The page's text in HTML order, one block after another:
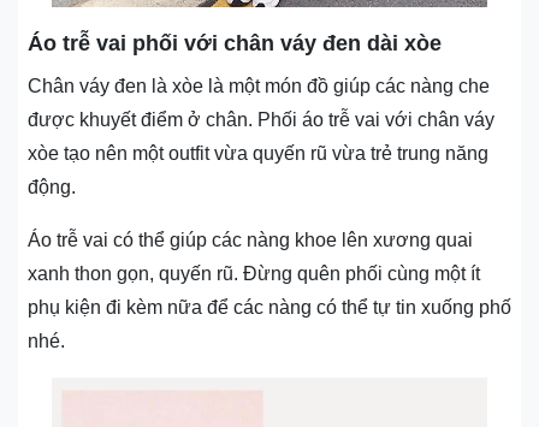
Áo trễ vai phối với chân váy đen dài xòe
Chân váy đen là xòe là một món đồ giúp các nàng che
được khuyết điểm ở chân. Phối áo trễ vai với chân váy
xòe tạo nên một outfit vừa quyến rũ vừa trẻ trung năng
động.
Áo trễ vai có thể giúp các nàng khoe lên xương quai
xanh thon gọn, quyến rũ. Đừng quên phối cùng một ít
phụ kiện đi kèm nữa để các nàng có thể tự tin xuống phố
nhé.